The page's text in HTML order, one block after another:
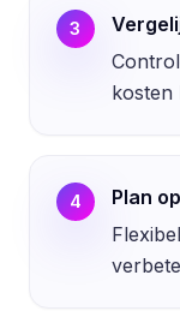
3
kosten
4
Plan